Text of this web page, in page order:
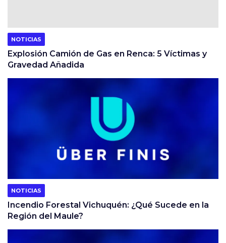
NOTICIAS
Explosión Camión de Gas en Renca: 5 Víctimas y
Gravedad Añadida
NOTICIAS
Incendio Forestal Vichuquén: ¿Qué Sucede en la
Región del Maule?